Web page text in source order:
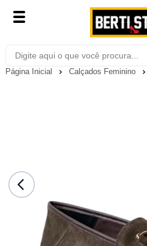
Página Inicial Calçados Feminino